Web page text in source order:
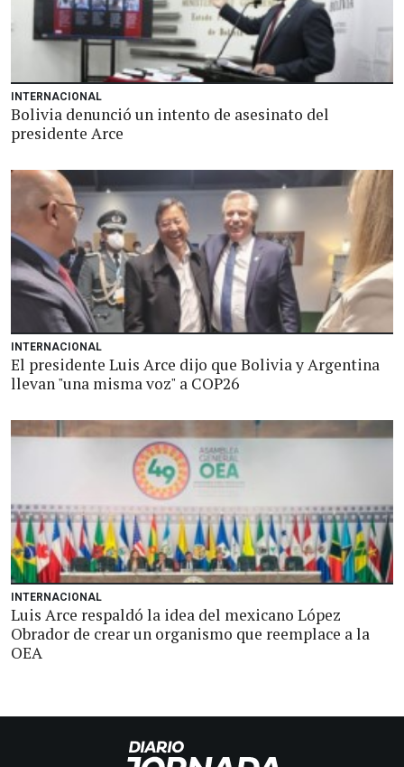
INTERNACIONAL
Bolivia denunció un intento de asesinato del
presidente Arce
INTERNACIONAL
El presidente Luis Arce dijo que Bolivia y Argentina
llevan "una misma voz" a COP26
INTERNACIONAL
Luis Arce respaldó la idea del mexicano López
Obrador de crear un organismo que reemplace a la
OEA